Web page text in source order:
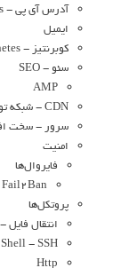
آدرس آی پی - IP address
ایمیل
کوبرنتیز - Kubernetes
سئو - SEO
AMP
CDN - شبکه توزیع محتوا
سرور - سخت
امنیت
فایروال‌ها
Fail2Ban
پروتکل‌ها
انتقال فایل - FTP
Shell - SSH
Http